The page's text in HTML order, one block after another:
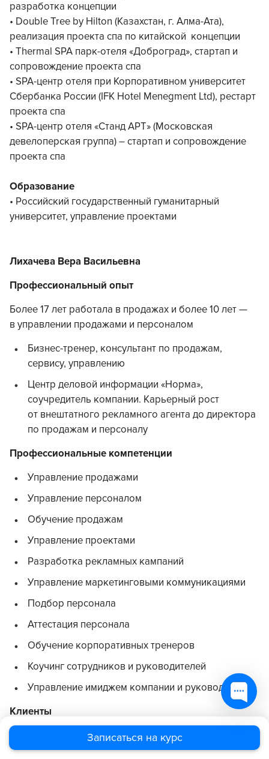
Записаться на курс
разработка концепции
• Double Tree by Hilton (Казахстан, г. Алма-Ата),
реализация проекта спа по китайской концепции
• Thermal SPA парк-отеля «Доброград», стартап и
сопровождение проекта спа
• SPA-центр отеля при Корпоративном университет
Сбербанка России (IFK Hotel Menegment Ltd), рестарт
проекта спа
• SPA-центр отеля «Станд АРТ» (Московская
девелоперская группа) – стартап и сопровождение
проекта спа
Образование
• Российский государственный гуманитарный
университет, управление проектами
Лихачева Вера Васильевна
Профессиональный опыт
Более 17 лет работала в продажах и более 10 лет —
в управлении продажами и персоналом
Бизнес-тренер, консультант по продажам,
сервису, управлению
Центр деловой информации «Норма»,
соучредитель компании. Карьерный рост
от внештатного рекламного агента до директора
по продажам и персоналу
Профессиональные компетенции
Управление продажами
Управление персоналом
Обучение продажам
Управление проектами
Разработка рекламных кампаний
Управление маркетинговыми коммуникациями
Подбор персонала
Аттестация персонала
Обучение корпоративных тренеров
Коучинг сотрудников и руководителей
Управление имиджем компании и руководителя
Клиенты
Мегафон, Ампир-Декор, Талантино, INFO-LIFE, INTO-
SANA, Банк Петрокоммерц, Яковлев и партнеры,